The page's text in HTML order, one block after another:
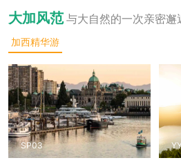
大加风范 与大自然的一次亲密邂
加西精华游
SP03